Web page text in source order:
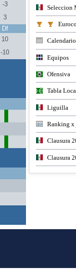
-3
3
Df
10
-10
Seleccion
Calendario
Equipos
Ofensiva
Tabla
Liguilla
Ranking x
Clausura
Clausura